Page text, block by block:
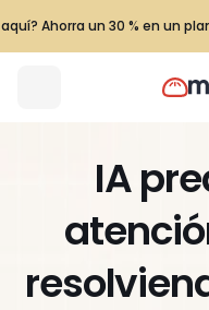
IA
Ahorra un 30 % en un